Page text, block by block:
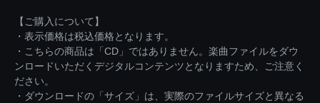
【ご購入について】
・表示価格は税込価格となります。
・こちらの商品は「CD」ではありません。楽曲ファイルをダウ
ンロードいただくデジタルコンテンツとなりますため、ご注意く
ださい。
・ダウンロードの「サイズ」は、実際のファイルサイズと異なる